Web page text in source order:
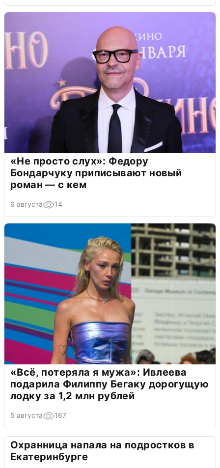
«Не просто слух»: Федору
Бондарчуку приписывают новый
роман — с кем
6 августа 14
«Всё, потеряла я мужа»: Ивлеева
подарила Филиппу Бегаку дорогущую
лодку за 1,2 млн рублей
5 августа 167
Охранница напала на подростков в
Екатеринбурге